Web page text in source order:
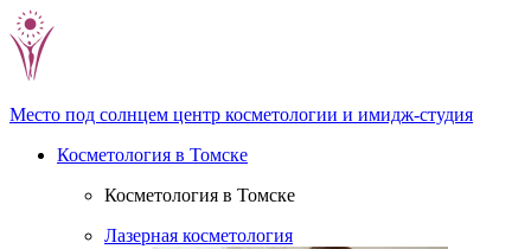
Место под солнцем центр косметологии и имидж-студия
Косметология в Томске
Косметология в Томске
Лазерная косметология